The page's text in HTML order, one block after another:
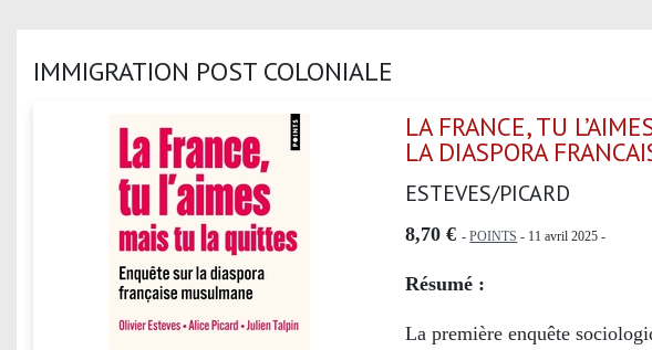
IMMIGRATION POST COLONIALE
LA FRANCE, TU
LA DIASPORA
ESTEVES/PICARD
8,70 € -POINTS - 11 avril 2025 -
Résumé :
La première enquête